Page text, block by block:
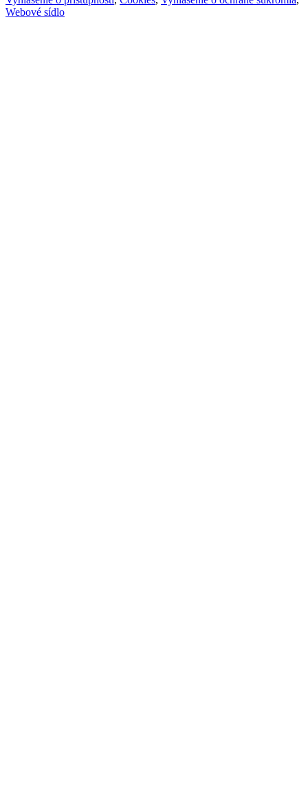
Webové sídlo